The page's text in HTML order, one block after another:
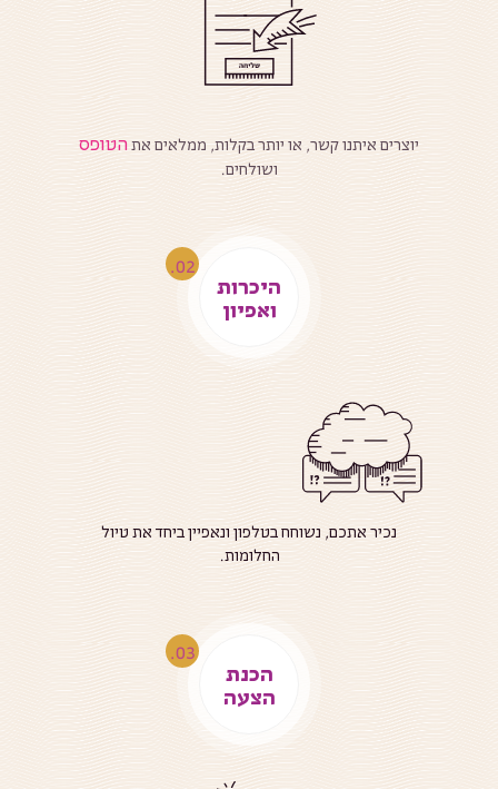
יוצרים איתנו קשר, או יותר בקלות, ממלאים אתהטופס
ושולחים.
היכרות
ואפיון
נכיר אתכם, נשוחח בטלפון ונאפיין ביחד את טיול
החלומות.
הכנת
הצעה